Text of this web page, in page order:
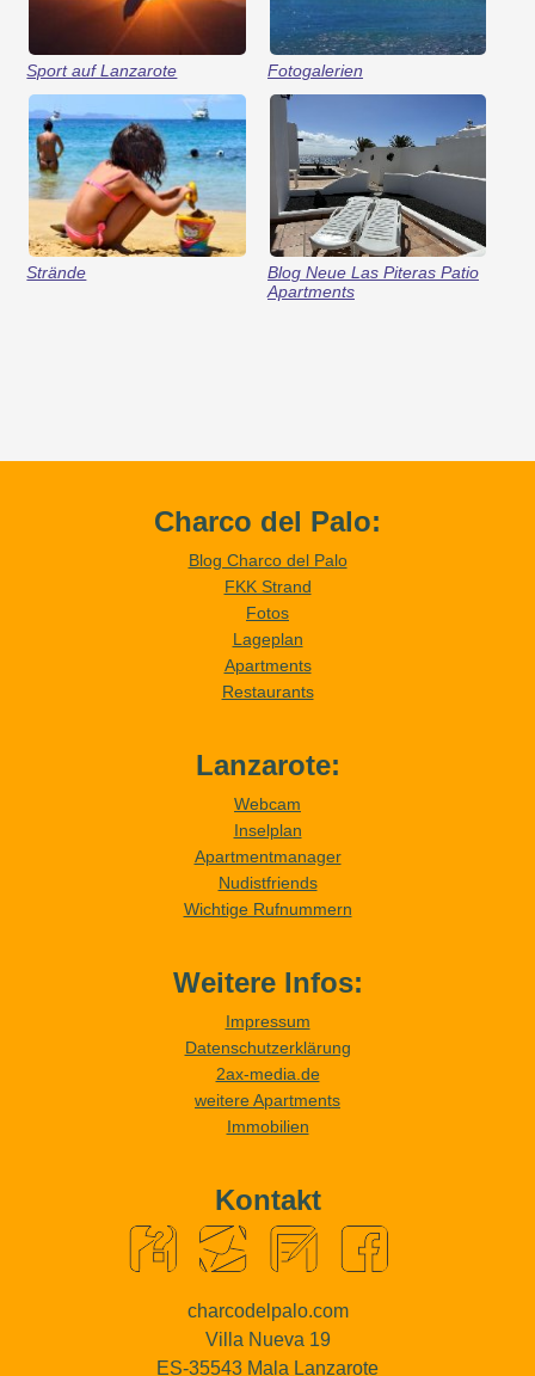
Sport auf Lanzarote Fotogalerien
Strände
Blog Neue Las Piteras Patio
Apartments
Charco del Palo:
Blog Charco del Palo
FKK Strand
Fotos
Lageplan
Apartments
Restaurants
Lanzarote:
Webcam
Inselplan
Apartmentmanager
Nudistfriends
Wichtige Rufnummern
Weitere Infos:
Impressum
Datenschutzerklärung
2ax-media.de
weitere Apartments
Immobilien
Kontakt
charcodelpalo.com
Villa Nueva 19
ES-35543 Mala Lanzarote